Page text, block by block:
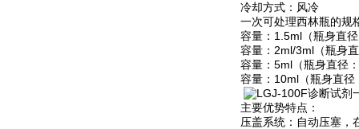
冷却方式：风冷
一次可处理西林瓶的规
容量：1.5ml（瓶身直
容量：2ml/3ml（瓶身
容量：5ml（瓶身直径
容量：10ml（瓶身直
主要优势特点：
压盖系统：自动压塞，